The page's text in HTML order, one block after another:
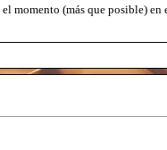
(más que posible) en